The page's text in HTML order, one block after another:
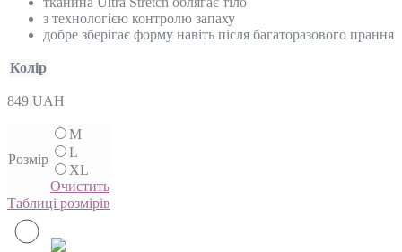
з технологією контролю запаху
добре зберігає форму навіть після багаторазового прання
Колір
849 UAH
Розмір
M
L
XL
Очистить
Таблиці розмірів